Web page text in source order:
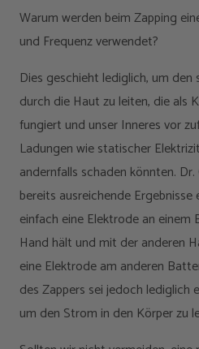
Warum werden beim Zapping
und Frequenz verwendet?
Dies geschieht lediglich, um
durch die Haut zu leiten, die als
fungiert und unser Inneres vor
Ladungen wie statischer
andernfalls schaden könnten.
bereits ausreichende Ergebnisse
einfach eine Elektrode an einem
Hand hält und mit der anderen
eine Elektrode am anderen
des Zappers sei jedoch lediglich
um den Strom in den Körper zu